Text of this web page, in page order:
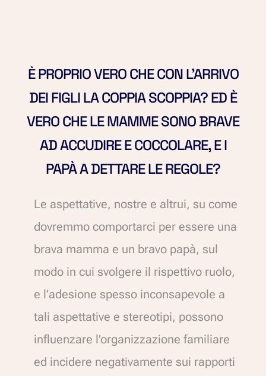
È PROPRIO VERO CHE CON L’ARRIVO
DEI FIGLI LA COPPIA SCOPPIA? ED È
VERO CHE LE MAMME SONO BRAVE
AD ACCUDIRE E COCCOLARE, E I
PAPÀ A DETTARE LE REGOLE?
Le aspettative, nostre e altrui, su come
dovremmo comportarci per essere una
brava mamma e un bravo papà, sul
modo in cui svolgere il rispettivo ruolo,
e l’adesione spesso inconsapevole a
tali aspettative e stereotipi, possono
influenzare l’organizzazione familiare
ed incidere negativamente sui rapporti